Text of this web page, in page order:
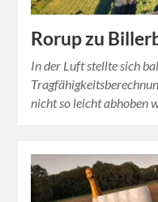
Rorup zu
In der Luft stellte sich
nicht so leicht abhoben